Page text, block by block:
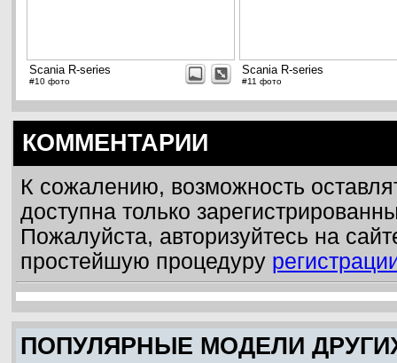
Scania R-series
#10 фото
Scania R-series
#11 фото
КОММЕНТАРИИ
К сожалению, возможность
доступна только
Пожалуйста, авторизуйтесь на
простейшую процедуру
ПОПУЛЯРНЫЕ МОДЕЛИ